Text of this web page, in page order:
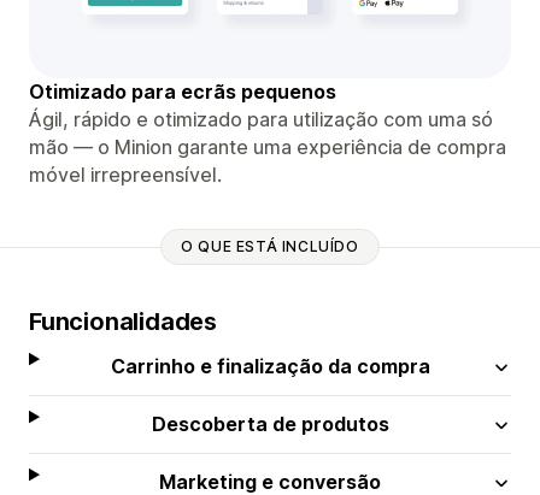
Otimizado para ecrãs pequenos
Ágil, rápido e otimizado para utilização com uma só
mão — o Minion garante uma experiência de compra
móvel irrepreensível.
O QUE ESTÁ INCLUÍDO
Funcionalidades
Carrinho e finalização da compra
Descoberta de produtos
Marketing e conversão